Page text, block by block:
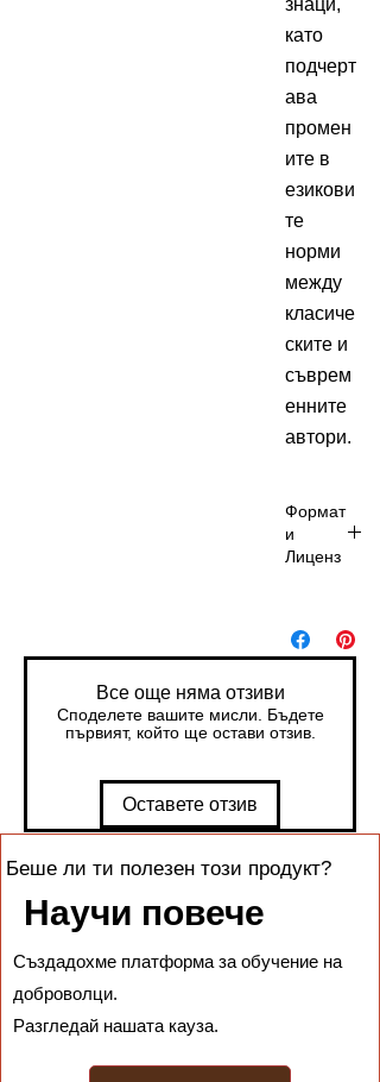
знаци,
като
подчерт
ава
промен
ите в
езикови
те
норми
между
класиче
ските и
съврем
енните
автори.
Формат
и
Лиценз
ODT
(Open
част от
nt
Format
ва
лесно
Все още няма отзиви
Споделете вашите мисли. Бъдете
първият, който ще остави отзив.
Оставете отзив
Беше ли ти полезен този продукт?
Научи повече
Създадохме платформа за обучение на
доброволци.
Разгледай нашата кауза.